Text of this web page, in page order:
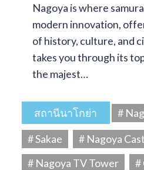
Nagoya is where
modern innovation,
of history, culture, and
takes you through its
the majest…
สถานีนาโกย่า
#
# Sakae
# Nagoya
# Nagoya TV Tower
#